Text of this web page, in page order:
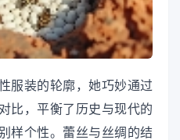
服装的轮廓，她巧妙通过
比，平衡了历史与现代的
样个性。蕾丝与丝绸的结